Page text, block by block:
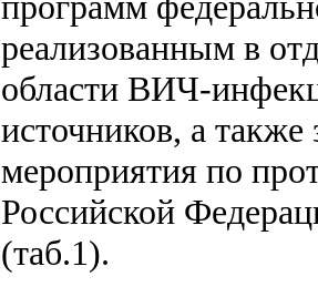
реализованным в
области ВИЧ-
источников, а
мероприятия по
Российской
(таб.1).